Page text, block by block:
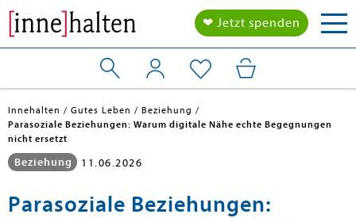
❤ Jetzt spenden
Innehalten Gutes Leben
Beziehung
Parasoziale Beziehungen: Warum digitale Nähe echte Begegnungen
nicht ersetzt
Beziehung 11.06.2026
Parasoziale Beziehungen: